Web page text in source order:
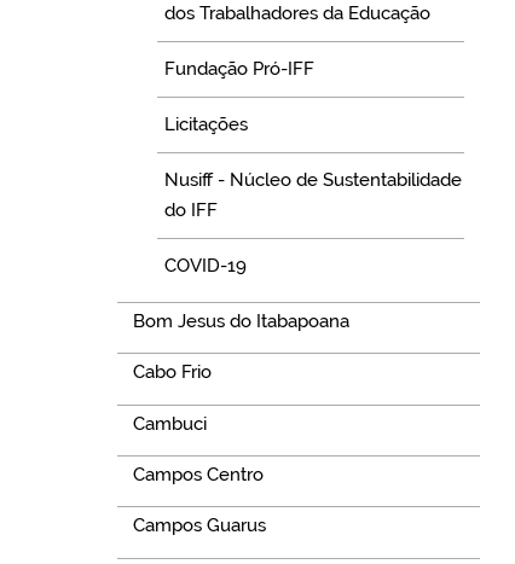
dos Trabalhadores da Educação
Fundação Pró-IFF
Licitações
Nusiff - Núcleo de Sustentabilidade
do IFF
COVID-19
Bom Jesus do Itabapoana
Cabo Frio
Cambuci
Campos Centro
Campos Guarus